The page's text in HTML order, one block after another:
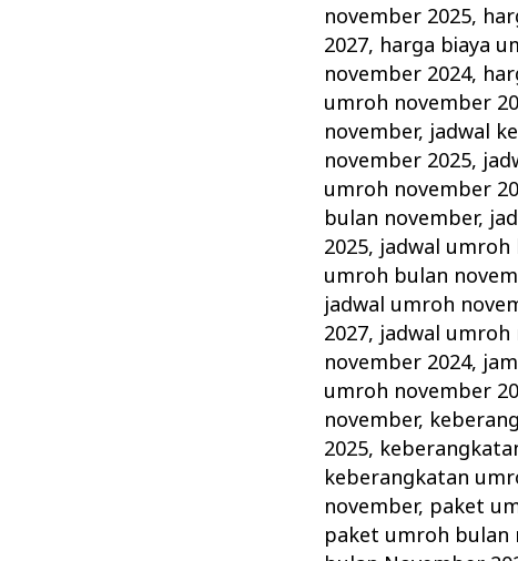
november 2025,
2027, harga biaya
november 2024,
umroh november
november, jadwal
november 2025,
umroh november
bulan november,
2025, jadwal umroh
umroh bulan
jadwal umroh
2027, jadwal umroh
november 2024,
umroh november
november,
2025,
keberangkatan
november, paket
paket umroh bulan